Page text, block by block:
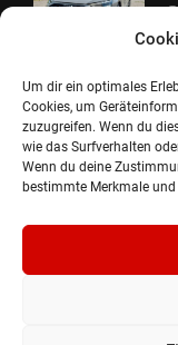
Um dir ein optimales
Cookies, um
zuzugreifen. Wenn du
wie das Surfverhalten
Wenn du deine
bestimmte Merkmale
©2024, Gepflanzt
Alle